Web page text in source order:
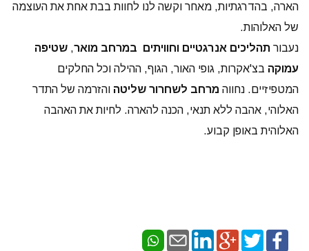
הארה, בהדרגתיות, מאחר וקשה לנו לחוות בבת אחת את העוצמה
של האלוהות.
נעבור תהליכים אנרגטיים וחוויתים במרחב מואר, שטיפה
עמוקה בצ'אקרות, גופי האור, הגוף, ההילה וכל החלקים
המטפיזיים. נחווה מרחב לשחרור שליטה והזרמה של התדר
האלוהי, אהבה ללא תנאי, הכנה להארה. לחיות את האהבה
האלוהית באופן קבוע.